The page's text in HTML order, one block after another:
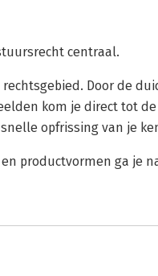
centraal.
Door de
kom je direct tot
opfrissing van je
productvormen ga je